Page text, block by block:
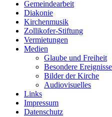
Gemeindearbeit
Diakonie
Kirchenmusik
Zollikofer-Stiftung
Vermietungen
Medien
Glaube und Freiheit
Besondere
Bilder der Kirche
Audiovisuelles
Links
Impressum
Datenschutz